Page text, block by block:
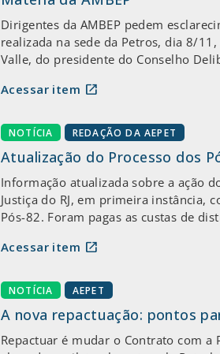
Dirigentes da AMBEP pedem
realizada na sede da Petros, dia 8/
Valle, do presidente do Conselho
Acessar item open_in_new
NOTÍCIA REDAÇÃO DA AEPET
Atualização do Processo dos
Informação atualizada sobre a ação
Justiça do RJ, em primeira instância,
Pós-82. Foram pagas as custas de
Acessar item open_in_new
NOTÍCIA AEPET
A nova repactuação: pontos
Repactuar é mudar o Contrato com